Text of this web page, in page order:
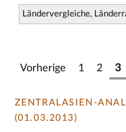
Ländervergleiche,
Vorherige 1 2 3
ZENTRALASIEN-
(01.03.2013)